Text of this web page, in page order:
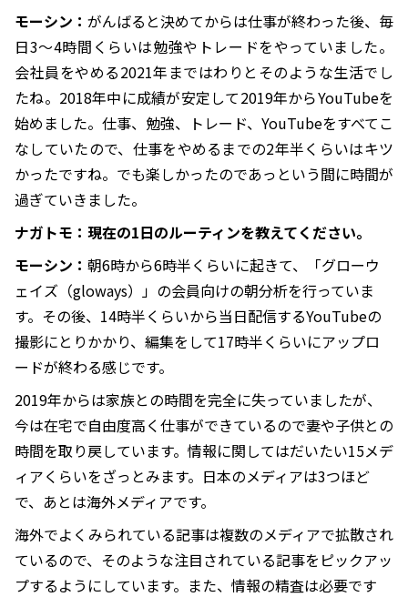
モーシン： がんばると決めてからは仕事が終わった後、毎
日3〜4時間くらいは勉強やトレードをやっていました。
会社員をやめる2021年まではわりとそのような生活でし
たね。2018年中に成績が安定して2019年からYouTubeを
始めました。仕事、勉強、トレード、YouTubeをすべてこ
なしていたので、仕事をやめるまでの2年半くらいはキツ
かったですね。でも楽しかったのであっという間に時間が
過ぎていきました。
ナガトモ：現在の1日のルーティンを教えてください。
モーシン： 朝6時から6時半くらいに起きて、「グローウ
ェイズ（gloways）」の会員向けの朝分析を行っていま
す。その後、14時半くらいから当日配信するYouTubeの
撮影にとりかかり、編集をして17時半くらいにアップロ
ードが終わる感じです。
2019年からは家族との時間を完全に失っていましたが、
今は在宅で自由度高く仕事ができているので妻や子供との
時間を取り戻しています。情報に関してはだいたい15メデ
ィアくらいをざっとみます。日本のメディアは3つほど
で、あとは海外メディアです。
海外でよくみられている記事は複数のメディアで拡散され
ているので、そのような注目されている記事をピックアッ
プするようにしています。また、情報の精査は必要です